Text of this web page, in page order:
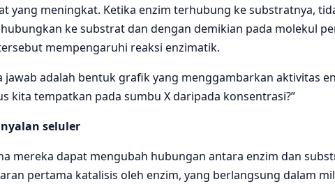
yang meningkat. Ketika enzim terhubung ke substratnya,
ke substrat dan dengan demikian pada molekul
mempengaruhi reaksi enzimatik.
jawab adalah bentuk grafik yang menggambarkan aktivitas
kita tempatkan pada sumbu X daripada konsentrasi?”
seluler
mereka dapat mengubah hubungan antara enzim dan
pertama katalisis oleh enzim, yang berlangsung dalam